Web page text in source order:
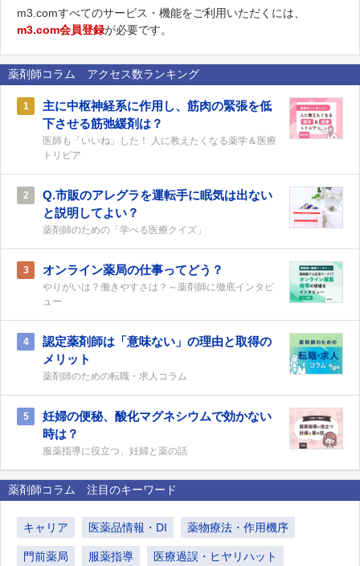
m3.comすべてのサービス・機能をご利用いただくには、
m3.com会員登録が必要です。
薬剤師コラム アクセス数ランキング
1
主に中枢神経系に作用し、筋肉の緊張を低
下させる筋弛緩剤は？
医師も「いいね」した！ 人に教えたくなる薬学＆医療
トリビア
2
Q.市販のアレグラを運転手に眠気は出ない
と説明してよい？
薬剤師のための「学べる医療クイズ」
3 オンライン薬局の仕事ってどう？
やりがいは？働きやすさは？～薬剤師に徹底インタビ
ュー
4
認定薬剤師は「意味ない」の理由と取得の
メリット
薬剤師のための転職・求人コラム
5
妊婦の便秘、酸化マグネシウムで効かない
時は？
服薬指導に役立つ、妊婦と薬の話
薬剤師コラム 注目のキーワード
キャリア 医薬品情報・DI 薬物療法・作用機序
門前薬局 服薬指導 医療過誤・ヒヤリハット